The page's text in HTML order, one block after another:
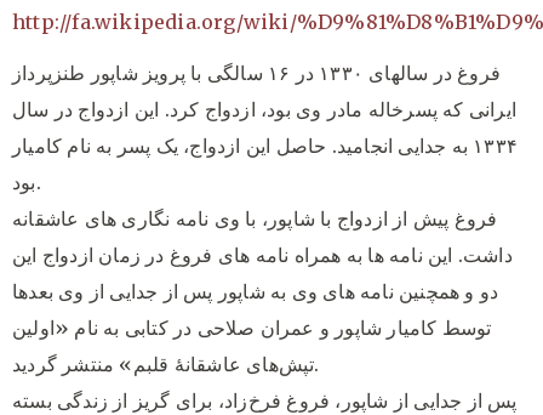
http://fa.wikipedia.org/wiki/
فروغ در سالهای ۱۳۳۰ در ۱۶ سالگی با پرویز شاپور طنزپرداز
ایرانی که پسرخاله مادر وی بود، ازدواج کرد. این ازدواج در سال
۱۳۳۴ به جدایی انجامید. حاصل این ازدواج، یک پسر به نام کامیار
بود.
فروغ پیش از ازدواج با شاپور، با وی نامه‌ نگاری‌ های عاشقانه
داشت. این نامه‌ ها به همراه نامه ‌های فروغ در زمان ازدواج این
دو و همچنین نامه‌ های وی به شاپور پس از جدایی از وی بعدها
توسط کامیار شاپور و عمران صلاحی در کتابی به نام «اولین
تپش‌های عاشقانهٔ قلبم» منتشر گردید.
پس از جدایی از شاپور، فروغ فرخ‌زاد، برای گریز از زندگی بسته